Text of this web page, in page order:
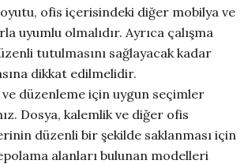
ofis içerisindeki diğer mobilya ve
uyumlu olmalıdır. Ayrıca çalışma
tutulmasını sağlayacak kadar
dikkat edilmelidir.
düzenleme için uygun seçimler
Dosya, kalemlik ve diğer ofis
düzenli bir şekilde saklanması için
alanları bulunan modelleri